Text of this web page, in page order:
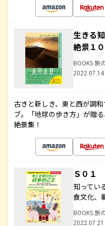
生きる
絶景１
BOOKS 旅
2022.07.14
古きと新しき、東と西が調
ブ。「地球の歩き方」が贈
絶景集！
Ｓ０１
知ってい
食文化、
BOOKS 旅
2022.07.21